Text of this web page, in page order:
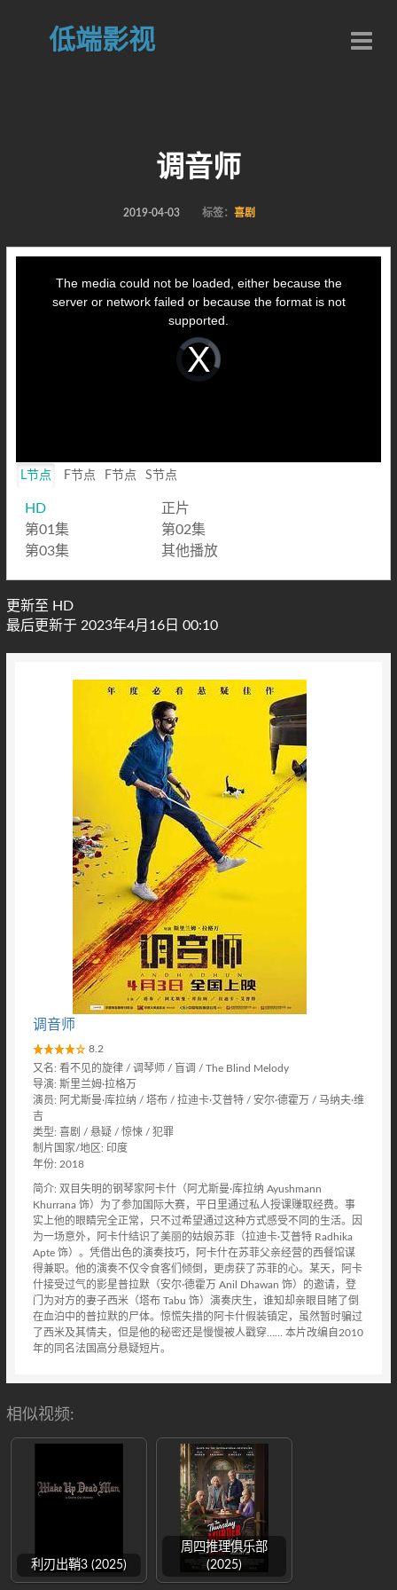
低端影视
调音师
2019-04-03 标签： 喜剧
Video
Player
loading.
The media could not be loaded, either because the
server or network failed or because the format is not
supported.
L节点 F节点 F节点 S节点
HD
正片
第01集
第02集
第03集
其他播放
更新至 HD
最后更新于 2023年4月16日 00:10
调音师
8.2
又名: 看不见的旋律 / 调琴师 / 盲调 / The Blind Melody
导演: 斯里兰姆·拉格万
演员: 阿尤斯曼·库拉纳 / 塔布 / 拉迪卡·艾普特 / 安尔·德霍万 / 马纳夫·维
吉
类型: 喜剧 / 悬疑 / 惊悚 / 犯罪
制片国家/地区: 印度
年份: 2018
简介: 双目失明的钢琴家阿卡什（阿尤斯曼·库拉纳 Ayushmann
Khurrana 饰）为了参加国际大赛，平日里通过私人授课赚取经费。事
实上他的眼睛完全正常，只不过希望通过这种方式感受不同的生活。因
为一场意外，阿卡什结识了美丽的姑娘苏菲（拉迪卡·艾普特 Radhika
Apte 饰）。凭借出色的演奏技巧，阿卡什在苏菲父亲经营的西餐馆谋
得兼职。他的演奏不仅令食客们倾倒，更虏获了苏菲的心。某天，阿卡
什接受过气的影星普拉默（安尔·德霍万 Anil Dhawan 饰）的邀请，登
门为对方的妻子西米（塔布 Tabu 饰）演奏庆生，谁知却亲眼目睹了倒
在血泊中的普拉默的尸体。惊慌失措的阿卡什假装镇定，虽然暂时骗过
了西米及其情夫，但是他的秘密还是慢慢被人戳穿…… 本片改编自2010
年的同名法国高分悬疑短片。
相似视频:
利刃出鞘3 (2025)
周四推理俱乐部
(2025)